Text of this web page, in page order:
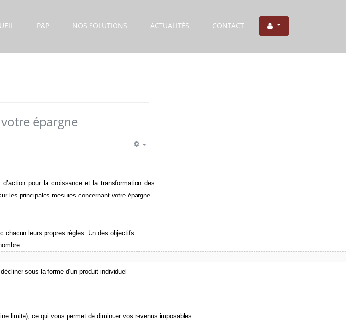
P&P NOS SOLUTIONS ACTUALITÉS CONTACT
épargne
pour la croissance et la transformation des
les principales mesures concernant votre épargne.
chacun leurs propres règles. Un des objectifs
sous la forme d’un produit individuel
limite), ce qui vous permet de diminuer vos revenus imposables.